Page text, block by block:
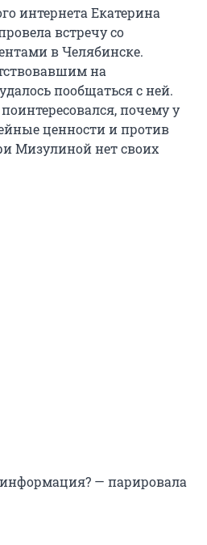
интернета Екатерина
встречу со
в Челябинске.
на
пообщаться с ней.
поинтересовался, почему у
ценности и против
Мизулиной нет своих
— парировала